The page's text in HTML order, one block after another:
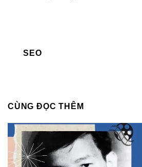
SEO
CÙNG ĐỌC THÊM